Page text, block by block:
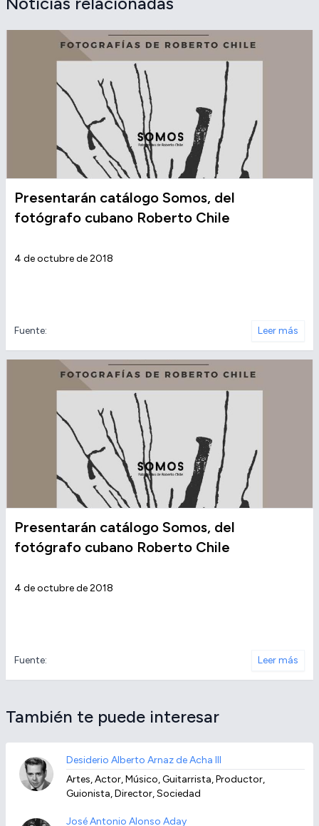
Presentarán catálogo Somos, del
fotógrafo cubano Roberto Chile
4 de octubre de 2018
Fuente: Leer más
Presentarán catálogo Somos, del
fotógrafo cubano Roberto Chile
4 de octubre de 2018
Fuente: Leer más
También te puede interesar
Desiderio Alberto Arnaz de Acha III
Artes, Actor, Músico, Guitarrista, Productor,
Guionista, Director, Sociedad
José Antonio Alonso Aday